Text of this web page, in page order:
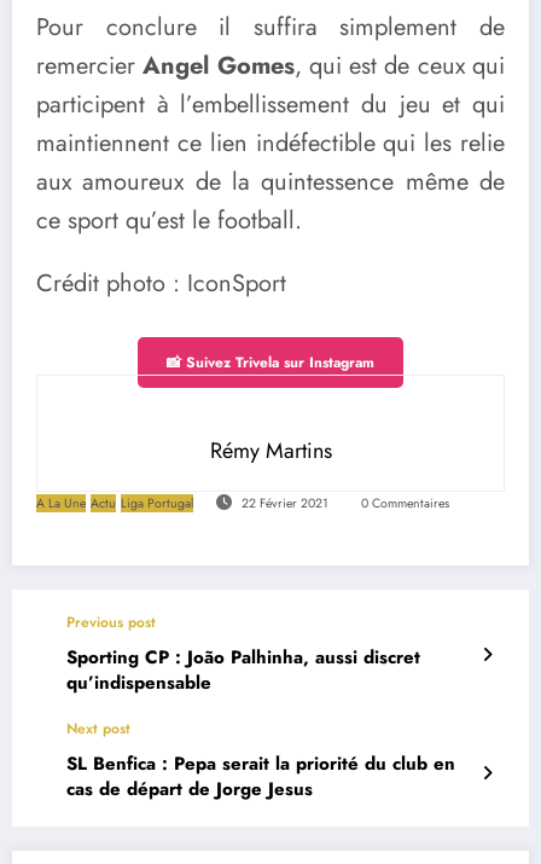
Pour conclure il suffira simplement de
remercierAngel Gomes, qui est de ceux qui
participent à l’embellissement du jeu et qui
maintiennent ce lien indéfectible qui les relie
aux amoureux de la quintessence même de
ce sport qu’est le football.
Crédit photo : IconSport
📸 Suivez Trivela sur Instagram
Rémy Martins
A La Une Actu Liga Portugal 22 Février 2021 0 Commentaires
Previous post
Sporting CP : João Palhinha, aussi discret
qu’indispensable
Next post
SL Benfica : Pepa serait la priorité du club en
cas de départ de Jorge Jesus